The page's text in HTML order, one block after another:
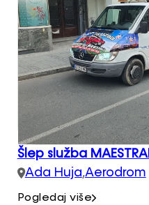
Šlep služba
Ada Huja,Aerodrom
Pogledaj više